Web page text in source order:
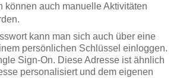
können auch manuelle Aktivitäten
kann man sich auch über eine
persönlichen Schlüssel einloggen.
Sign-On. Diese Adresse ist ähnlich
personalisiert und dem eigenen